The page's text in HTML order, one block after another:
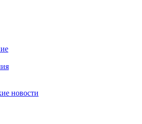
новости